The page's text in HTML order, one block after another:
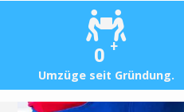
0 +
Umzüge seit Gründung.